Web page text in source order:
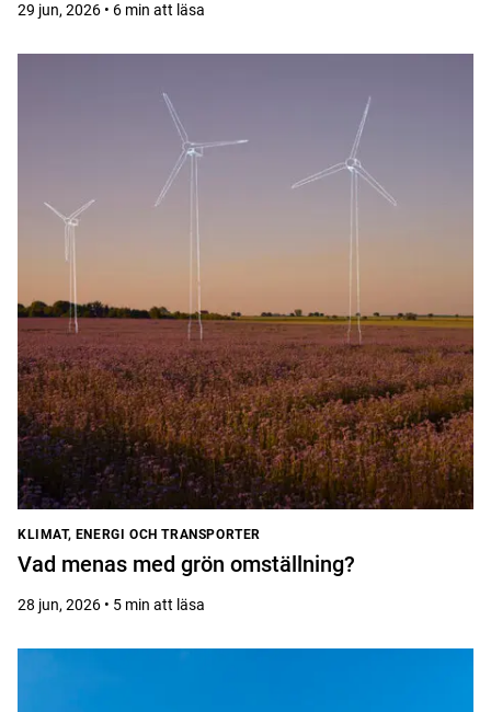
29 jun, 2026 • 6 min att läsa
KLIMAT, ENERGI OCH TRANSPORTER
Vad menas med grön omställning?
28 jun, 2026 • 5 min att läsa